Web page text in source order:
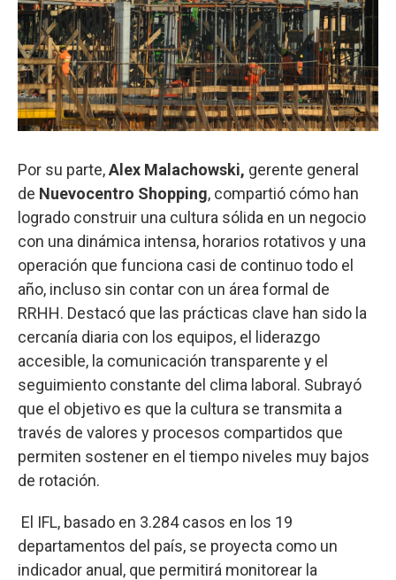
Por su parte,Alex Malachowski, gerente general
de Nuevocentro Shopping, compartió cómo han
logrado construir una cultura sólida en un negocio
con una dinámica intensa, horarios rotativos y una
operación que funciona casi de continuo todo el
año, incluso sin contar con un área formal de
RRHH. Destacó que las prácticas clave han sido la
cercanía diaria con los equipos, el liderazgo
accesible, la comunicación transparente y el
seguimiento constante del clima laboral. Subrayó
que el objetivo es que la cultura se transmita a
través de valores y procesos compartidos que
permiten sostener en el tiempo niveles muy bajos
de rotación.
El IFL, basado en 3.284 casos en los 19
departamentos del país, se proyecta como un
indicador anual, que permitirá monitorear la